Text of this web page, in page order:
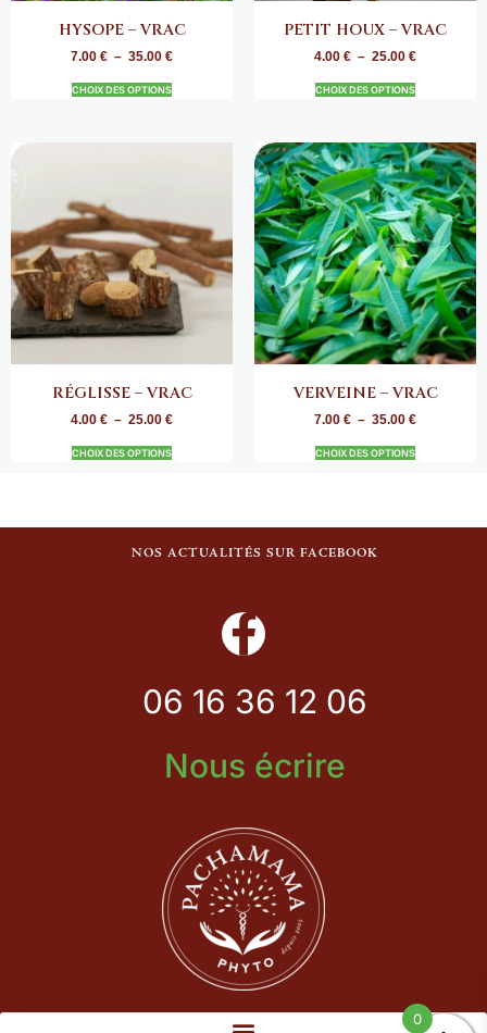
HYSOPE – VRAC
7.00 € – 35.00 €
CHOIX DES OPTIONS
PETIT HOUX – VRAC
4.00 € – 25.00 €
CHOIX DES OPTIONS
RÉGLISSE – VRAC
4.00 € – 25.00 €
CHOIX DES OPTIONS
VERVEINE – VRAC
7.00 € – 35.00 €
CHOIX DES OPTIONS
NOS ACTUALITÉS SUR FACEBOOK
06 16 36 12 06
Nous écrire
0